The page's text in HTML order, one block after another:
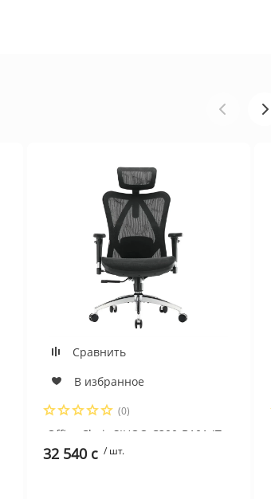
Сравнить
В избранное
(0)
Office Chair SIHOO C300-B101-JT
BLACK 6D Armrest, class 4 TUV
gaslift,350mm aluminum base,
32 540 c / шт.